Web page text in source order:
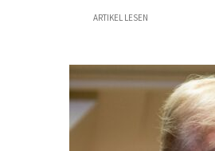
ARTIKEL LESEN